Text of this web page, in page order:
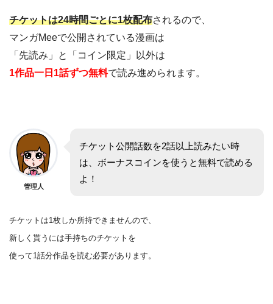
チケットは24時間ごとに1枚配布されるので、
マンガMeeで公開されている漫画は
「先読み」と「コイン限定」以外は
1作品一日1話ずつ無料で読み進められます。
管理人
チケット公開話数を2話以上読みたい時
は、ボーナスコインを使うと無料で読める
よ！
チケットは1枚しか所持できませんので、
新しく貰うには手持ちのチケットを
使って1話分作品を読む必要があります。